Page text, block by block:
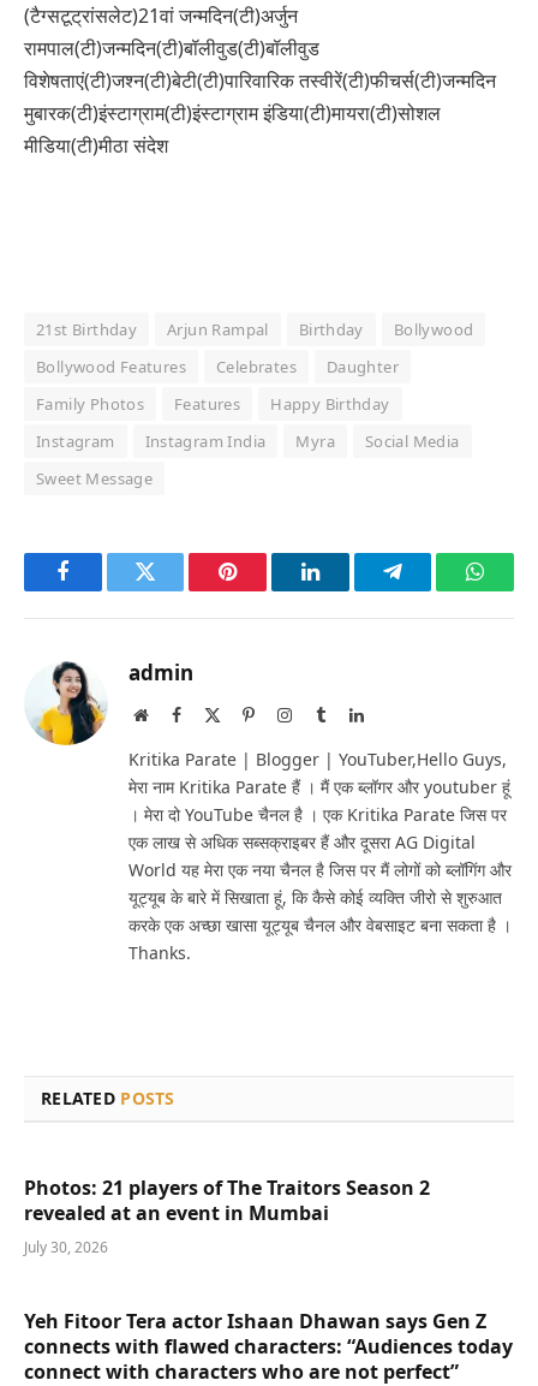
(टैग्सटूट्रांसलेट)21वां जन्मदिन(टी)अर्जुन
रामपाल(टी)जन्मदिन(टी)बॉलीवुड(टी)बॉलीवुड
विशेषताएं(टी)जश्न(टी)बेटी(टी)पारिवारिक तस्वीरें(टी)फीचर्स(टी)जन्मदिन
मुबारक(टी)इंस्टाग्राम(टी)इंस्टाग्राम इंडिया(टी)मायरा(टी)सोशल
मीडिया(टी)मीठा संदेश
21st Birthday Arjun Rampal Birthday
Bollywood
Bollywood Features
Celebrates
Daughter
Family Photos
Features
Happy Birthday
Instagram
Instagram India Myra
Social Media
Sweet Message
FacebookTwitter Pinterest LinkedInTelegram
admin
WebsiteFacebook PinterestInstagram
TumblrLinkedIn
Kritika Parate | Blogger | YouTuber,Hello Guys,
मेरा नाम Kritika Parate हैं । मैं एक ब्लॉगर और youtuber हूं
। मेरा दो YouTube चैनल है । एक Kritika Parate जिस पर
एक लाख से अधिक सब्सक्राइबर हैं और दूसरा AG Digital
World यह मेरा एक नया चैनल है जिस पर मैं लोगों को ब्लॉगिंग और
यूट्यूब के बारे में सिखाता हूं, कि कैसे कोई व्यक्ति जीरो से शुरुआत
करके एक अच्छा खासा यूट्यूब चैनल और वेबसाइट बना सकता है ।
Thanks.
RELATED POSTS
Photos: 21 players of The Traitors Season 2
revealed at an event in Mumbai
July 30, 2026
Yeh Fitoor Tera actor Ishaan Dhawan says Gen Z
connects with flawed characters: “Audiences today
connect with characters who are not perfect”